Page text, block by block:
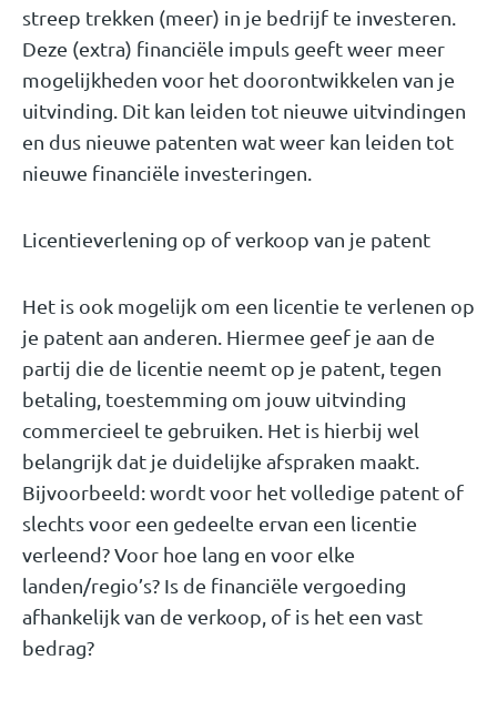
streep trekken (meer) in je bedrijf te investeren.
Deze (extra) financiële impuls geeft weer meer
mogelijkheden voor het doorontwikkelen van je
uitvinding. Dit kan leiden tot nieuwe uitvindingen
en dus nieuwe patenten wat weer kan leiden tot
nieuwe financiële investeringen.
Licentieverlening op of verkoop van je patent
Het is ook mogelijk om een licentie te verlenen op
je patent aan anderen. Hiermee geef je aan de
partij die de licentie neemt op je patent, tegen
betaling, toestemming om jouw uitvinding
commercieel te gebruiken. Het is hierbij wel
belangrijk dat je duidelijke afspraken maakt.
Bijvoorbeeld: wordt voor het volledige patent of
slechts voor een gedeelte ervan een licentie
verleend? Voor hoe lang en voor elke
landen/regio’s? Is de financiële vergoeding
afhankelijk van de verkoop, of is het een vast
bedrag?